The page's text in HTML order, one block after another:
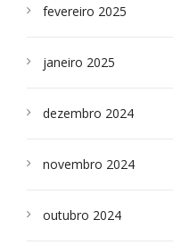
fevereiro 2025
janeiro 2025
dezembro 2024
novembro 2024
outubro 2024